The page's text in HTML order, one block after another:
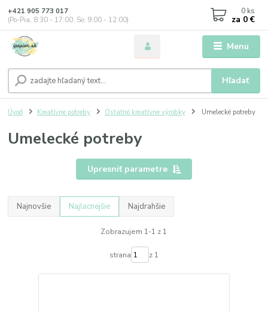
Menu
Hľadať
+421 905 773 017
(Po-Pia, 8:30 - 17:00, So: 9:00 - 12:00)
0 ks
za 0 €
Úvod Kreatívne potreby Ostatné kreatívne výrobky Umelecké potreby
Umelecké potreby
Upresniť parametre
Najnovšie Najlacnejšie Najdrahšie
Zobrazujem 1-1 z 1
strana z 1